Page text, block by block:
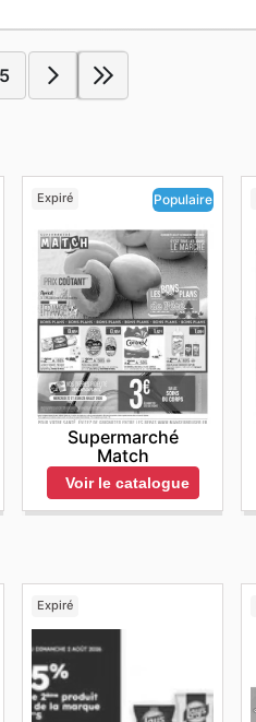
Expiré Populaire
Supermarché
Match
Voir le catalogue
Expiré